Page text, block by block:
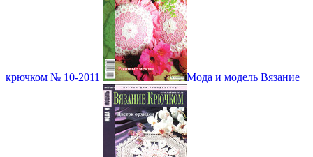
крючком № 10-2011 Мода и модель Вязание